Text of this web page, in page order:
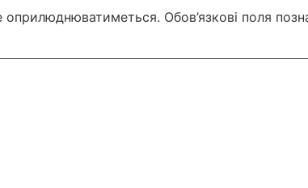
оприлюднюватиметься. Обов’язкові поля